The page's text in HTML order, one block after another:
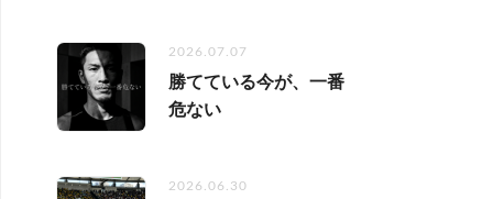
2026.07.07
勝てている今が、一番
危ない
2026.06.30